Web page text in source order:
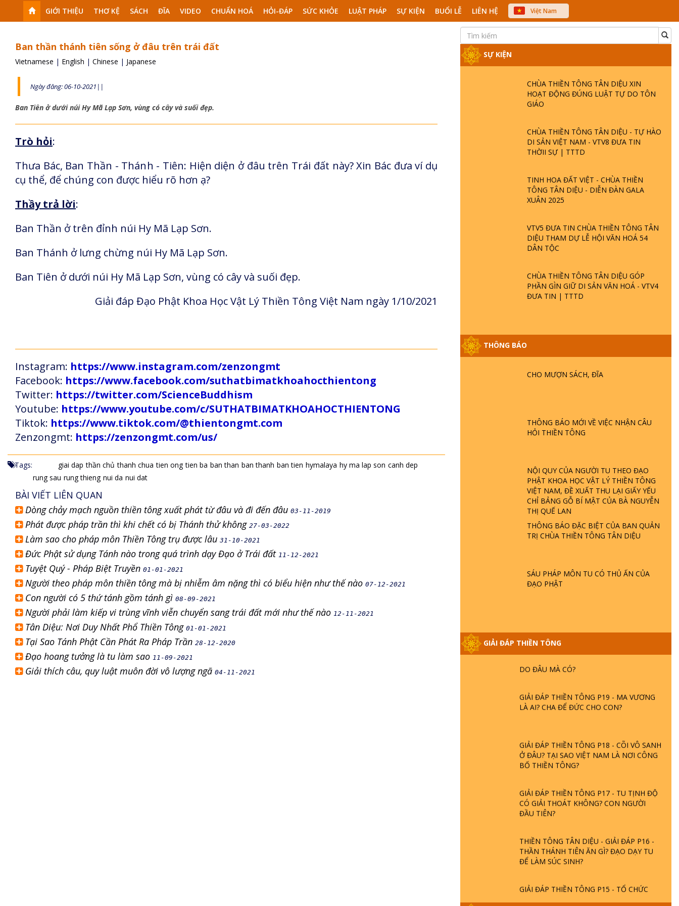
GIỚI THIỆU THƠ KỆ SÁCH ĐĨA VIDEO CHUẨN HOÁ HỎI-ĐÁP SỨC KHỎE LUẬT PHÁP SỰ KIỆN BUỔI LỄ LIÊN HỆ
Việt Nam
中文
Ban thần thánh tiên sống ở đâu trên trái đất
Vietnamese | English | Chinese | Japanese
Ngày đăng: 06-10-2021||
Ban Tiên ở dưới núi Hy Mã Lạp Sơn, vùng có cây và suối đẹp.
Trò hỏi:
Thưa Bác, Ban Thần - Thánh - Tiên: Hiện diện ở đâu trên Trái đất này? Xin Bác đưa ví dụ
cụ thể, để chúng con được hiểu rõ hơn ạ?
Thầy trả lời:
Ban Thần ở trên đỉnh núi Hy Mã Lạp Sơn.
Ban Thánh ở lưng chừng núi Hy Mã Lạp Sơn.
Ban Tiên ở dưới núi Hy Mã Lạp Sơn, vùng có cây và suối đẹp.
Giải đáp Đạo Phật Khoa Học Vật Lý Thiền Tông Việt Nam ngày 1/10/2021
Instagram: https://www.instagram.com/zenzongmt
Facebook: https://www.facebook.com/suthatbimatkhoahocthientong
Twitter: https://twitter.com/ScienceBuddhism
Youtube: https://www.youtube.com/c/SUTHATBIMATKHOAHOCTHIENTONG
Tiktok: https://www.tiktok.com/@thientongmt.com
Zenzongmt: https://zenzongmt.com/us/
Tags: giai dap thần chủ thanh chua tien ong tien ba ban than ban thanh ban tien hymalaya hy ma lap son canh dep
rung sau rung thieng nui da nui dat
BÀI VIẾT LIÊN QUAN
Dòng chảy mạch nguồn thiền tông xuất phát từ đâu và đi đến đâu 03-11-2019
Phát được pháp trần thì khi chết có bị Thánh thử không 27-03-2022
Làm sao cho pháp môn Thiền Tông trụ được lâu 31-10-2021
Đức Phật sử dụng Tánh nào trong quá trình dạy Đạo ở Trái đất 11-12-2021
Tuyệt Quý - Pháp Biệt Truyền 01-01-2021
Người theo pháp môn thiền tông mà bị nhiễm âm nặng thì có biểu hiện như thế nào 07-12-2021
Con người có 5 thứ tánh gồm tánh gì 08-09-2021
Người phải làm kiếp vi trùng vĩnh viễn chuyển sang trái đất mới như thế nào 12-11-2021
Tân Diệu: Nơi Duy Nhất Phổ Thiền Tông 01-01-2021
Tại Sao Tánh Phật Cần Phát Ra Pháp Trần 28-12-2020
Đạo hoang tưởng là tu làm sao 11-09-2021
Giải thích câu, quy luật muôn đời vô lượng ngã 04-11-2021
SỰ KIỆN
CHÙA THIỀN TÔNG TÂN DIỆU XIN
HOẠT ĐỘNG ĐÚNG LUẬT TỰ DO TÔN
GIÁO
CHÙA THIỀN TÔNG TÂN DIỆU - TỰ HÀO
DI SẢN VIỆT NAM - VTV8 ĐƯA TIN
THỜII SỰ | TTTD
TINH HOA ĐẤT VIỆT - CHÙA THIỀN
TÔNG TÂN DIỆU - DIỄN ĐÀN GALA
XUÂN 2025
VTV5 ĐƯA TIN CHÙA THIỀN TÔNG TÂN
DIỆU THAM DỰ LỄ HỘI VĂN HOÁ 54
DÂN TỘC
CHÙA THIỀN TÔNG TÂN DIỆU GÓP
PHẦN GÌN GIỮ DI SẢN VĂN HOÁ - VTV4
ĐƯA TIN | TTTD
THÔNG BÁO
CHO MƯỢN SÁCH, ĐĨA
THÔNG BÁO MỚI VỀ VIỆC NHẬN CÂU
HỎI THIỀN TÔNG
NỘI QUY CỦA NGƯỜI TU THEO ĐẠO
PHẬT KHOA HỌC VẬT LÝ THIỀN TÔNG
VIỆT NAM, ĐỀ XUẤT THU LẠI GIẤY YẾU
CHỈ BẢNG GỖ BÍ MẬT CỦA BÀ NGUYỄN
THỊ QUẾ LAN
THÔNG BÁO ĐẶC BIỆT CỦA BAN QUẢN
TRỊ CHÙA THIỀN TÔNG TÂN DIỆU
SÁU PHÁP MÔN TU CÓ THỦ ẤN CỦA
ĐẠO PHẬT
GIẢI ĐÁP THIỀN TÔNG
GIẢI ĐÁP ĐẶC BIỆT P25 - SUỐT 49 NĂM
HỘI GÌ? TỬ VÌ ĐẠO
PHẬT GIỚI CÓ THỜI GIAN KHÔNG? |
TTTD
LÀ AI? QUỶ SA TĂNG? | TTTD
GIẢI ĐÁP THIỀN TÔNG ĐẶC BIỆT P22 - TẠI
SAO TRÁI ĐẤT NHIỀU THIÊN TAI - LŨ LỤT
- HỎA HOẠN | TTTD
HOA SEN ? | TTTD
GIẢI ĐÁP THIỀN TÔNG ĐẶC BIỆT PHẦN 20
- BÁC NGUYỄN NHÂN LÀ AI? PHIỀN NÃO
DO ĐÂU MÀ CÓ?
GIẢI ĐÁP THIỀN TÔNG P19 - MA VƯƠNG
LÀ AI? CHA ĐỂ ĐỨC CHO CON?
GIẢI ĐÁP THIỀN TÔNG P18 - CÕI VÔ SANH
Ở ĐÂU? TẠI SAO VIỆT NAM LÀ NƠI CÔNG
BỐ THIỀN TÔNG?
GIẢI ĐÁP THIỀN TÔNG P17 - TU TỊNH ĐỘ
CÓ GIẢI THOÁT KHÔNG? CON NGƯỜI
ĐẦU TIÊN?
THIỀN TÔNG TÂN DIỆU - GIẢI ĐÁP P16 -
THẦN THÁNH TIÊN ĂN GÌ? ĐẠO DẠY TU
ĐỂ LÀM SÚC SINH?
GIẢI ĐÁP THIỀN TÔNG P15 - TỔ CHỨC
LOÀI CÔ HỒN - GIÁO LÝ ĐẠO PHẬT KHI